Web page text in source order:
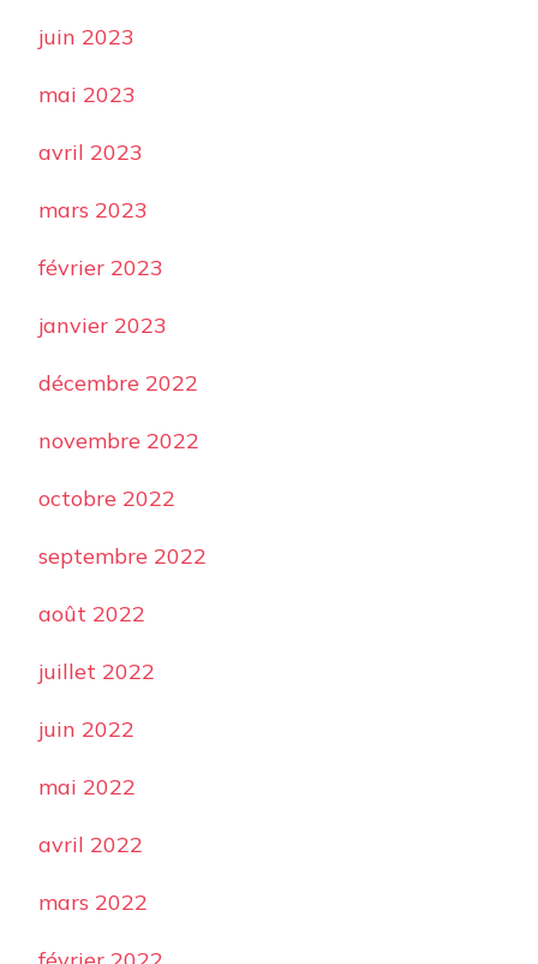
juin 2023
mai 2023
avril 2023
mars 2023
février 2023
janvier 2023
décembre 2022
novembre 2022
octobre 2022
septembre 2022
août 2022
juillet 2022
juin 2022
mai 2022
avril 2022
mars 2022